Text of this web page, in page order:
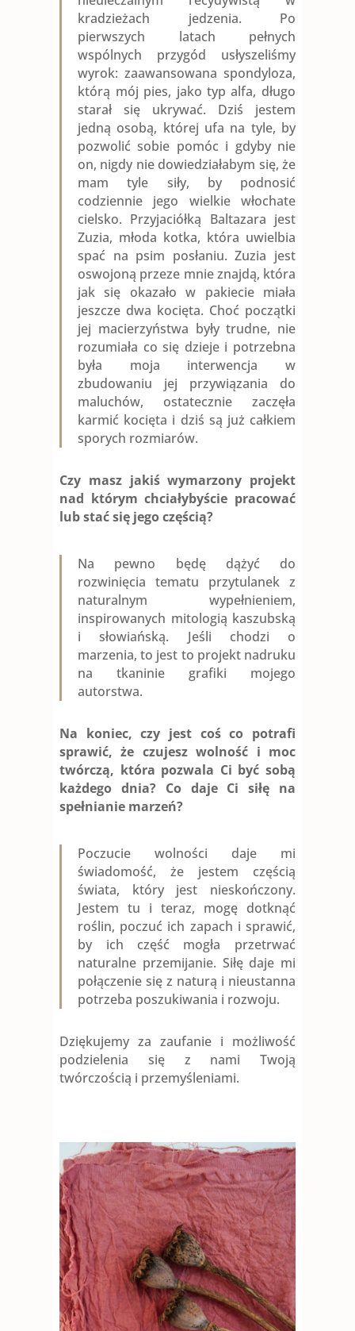
kradzieżach jedzenia. Po
pierwszych latach pełnych
wspólnych przygód usłyszeliśmy
wyrok: zaawansowana spondyloza,
którą mój pies, jako typ alfa, długo
starał się ukrywać. Dziś jestem
jedną osobą, której ufa na tyle, by
pozwolić sobie pomóc i gdyby nie
on, nigdy nie dowiedziałabym się, że
mam tyle siły, by podnosić
codziennie jego wielkie włochate
cielsko. Przyjaciółką Baltazara jest
Zuzia, młoda kotka, która uwielbia
spać na psim posłaniu. Zuzia jest
oswojoną przeze mnie znajdą, która
jak się okazało w pakiecie miała
jeszcze dwa kocięta. Choć początki
jej macierzyństwa były trudne, nie
rozumiała co się dzieje i potrzebna
była moja interwencja w
zbudowaniu jej przywiązania do
maluchów, ostatecznie zaczęła
karmić kocięta i dziś są już całkiem
sporych rozmiarów.
Czy masz jakiś wymarzony projekt
nad którym chciałybyście pracować
lub stać się jego częścią?
Na pewno będę dążyć do
rozwinięcia tematu przytulanek z
naturalnym wypełnieniem,
inspirowanych mitologią kaszubską
i słowiańską. Jeśli chodzi o
marzenia, to jest to projekt nadruku
na tkaninie grafiki mojego
autorstwa.
Na koniec, czy jest coś co potrafi
sprawić, że czujesz wolność i moc
twórczą, która pozwala Ci być sobą
każdego dnia? Co daje Ci siłę na
spełnianie marzeń?
Poczucie wolności daje mi
świadomość, że jestem częścią
świata, który jest nieskończony.
Jestem tu i teraz, mogę dotknąć
roślin, poczuć ich zapach i sprawić,
by ich część mogła przetrwać
naturalne przemijanie. Siłę daje mi
połączenie się z naturą i nieustanna
potrzeba poszukiwania i rozwoju.
Dziękujemy za zaufanie i możliwość
podzielenia się z nami Twoją
twórczością i przemyśleniami.